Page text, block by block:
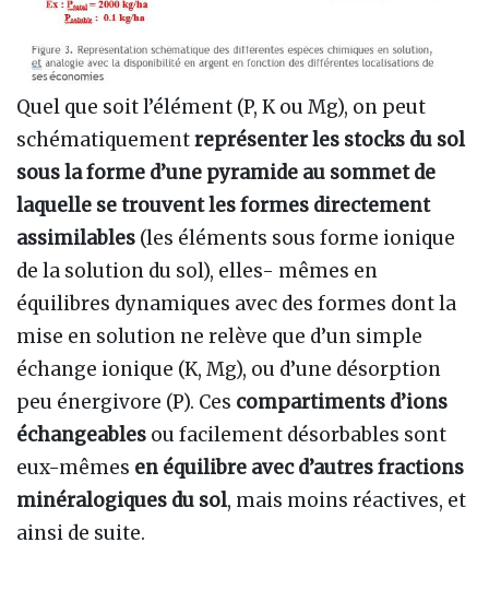
Quel que soit l’élément (P, K ou Mg), on peut
schématiquementreprésenter les stocks du sol
sous la forme d’une pyramide au sommet de
laquelle se trouvent les formes directement
assimilables (les éléments sous forme ionique
de la solution du sol), elles- mêmes en
équilibres dynamiques avec des formes dont la
mise en solution ne relève que d’un simple
échange ionique (K, Mg), ou d’une désorption
peu énergivore (P). Ces compartiments d’ions
échangeables ou facilement désorbables sont
eux-mêmes en équilibre avec d’autres fractions
minéralogiques du sol, mais moins réactives, et
ainsi de suite.